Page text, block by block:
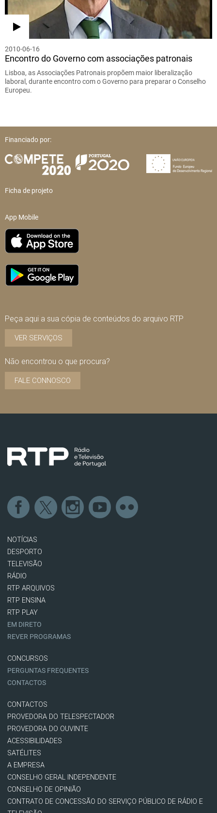
2010-06-16
Encontro do Governo com associações patronais
Lisboa, as Associações Patronais propõem maior liberalização
laboral, durante encontro com o Governo para preparar o Conselho
Europeu.
Financiado por:
Ficha de projeto
App Mobile
Peça aqui a sua cópia de conteúdos do arquivo RTP
VER SERVIÇOS
Não encontrou o que procura?
FALE CONNOSCO
NOTÍCIAS
DESPORTO
TELEVISÃO
RÁDIO
RTP ARQUIVOS
RTP ENSINA
RTP PLAY
EM DIRETO
REVER PROGRAMAS
CONCURSOS
PERGUNTAS FREQUENTES
CONTACTOS
CONTACTOS
PROVEDORA DO TELESPECTADOR
PROVEDORA DO OUVINTE
ACESSIBILIDADES
SATÉLITES
A EMPRESA
CONSELHO GERAL INDEPENDENTE
CONSELHO DE OPINIÃO
CONTRATO DE CONCESSÃO DO SERVIÇO PÚBLICO DE RÁDIO E